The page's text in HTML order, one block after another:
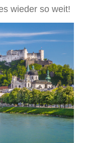
wieder so weit!